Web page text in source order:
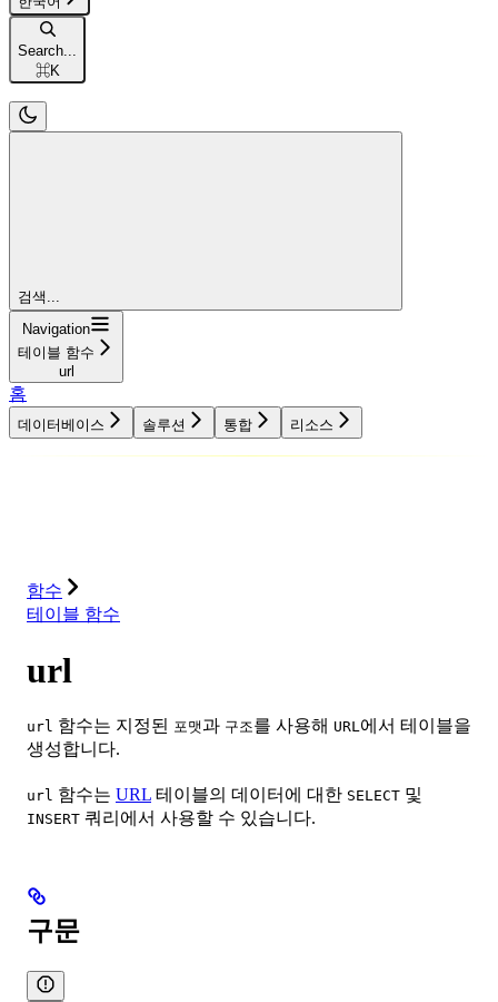
Search...
⌘K
검색...
Navigation
테이블 함수
url
홈
데이터베이스 솔루션 통합 리소스
함수
테이블 함수
url
url 함수는 지정된 포맷과 구조를 사용해 URL에서 테이블을
생성합니다.
url 함수는 URL 테이블의 데이터에 대한 SELECT 및
INSERT 쿼리에서 사용할 수 있습니다.
구문